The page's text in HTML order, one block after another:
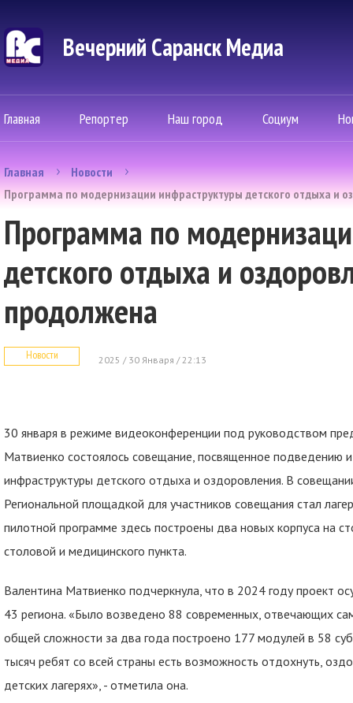
Вечерний Саранск Mедиа
Главная Репортер Наш город Социум
Главная
Новости
Программа по модернизации инфраструктуры детского отдыха и
Программа по
детского отдыха и
продолжена
Новости 2025 / 30 Января / 22:13
30 января в режиме видеоконференции под руководством
Матвиенко состоялось совещание, посвященное подведению
инфраструктуры детского отдыха и оздоровления. В
Региональной площадкой для участников совещания стал
пилотной программе здесь построены два новых корпуса на
столовой и медицинского пункта.
Валентина Матвиенко подчеркнула, что в 2024 году проект
43 региона. «Было возведено 88 современных, отвечающих
общей сложности за два года построено 177 модулей в 58
тысяч ребят со всей страны есть возможность отдохнуть,
детских лагерях», - отметила она.